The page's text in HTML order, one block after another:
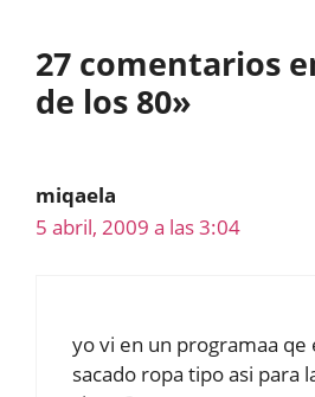
27 comentarios
de los 80»
miqaela
5 abril, 2009 a las 3:04
yo vi en un programaa qe
sacado ropa tipo asi para